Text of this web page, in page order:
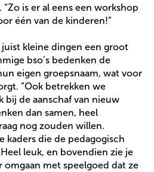
is er al eens een workshop
één van de kinderen!”
kleine dingen een groot
bso’s bedenken de
eigen groepsnaam, wat voor
“Ook betrekken we
bij de aanschaf van nieuw
dan samen, heel
nog zouden willen.
kaders die de pedagogisch
leuk, en bovendien zie je
omgaan met speelgoed dat ze